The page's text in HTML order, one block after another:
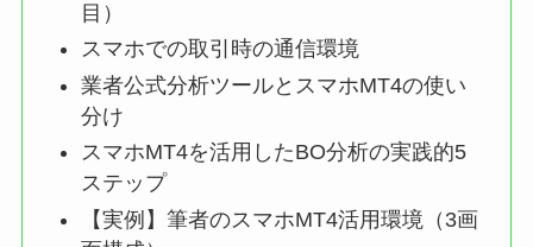
目）
スマホでの取引時の通信環境
業者公式分析ツールとスマホMT4の使い
分け
スマホMT4を活用したBO分析の実践的5
ステップ
【実例】筆者のスマホMT4活用環境（3画